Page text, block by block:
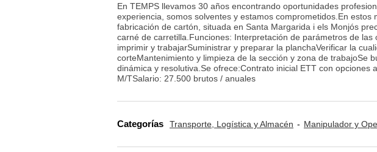
En TEMPS llevamos 30 años encontrando oportunidades
experiencia, somos solventes y estamos comprometidos.En
fabricación de cartón, situada en Santa Margarida i els Monjós
carné de carretilla.Funciones: Interpretación de parámetros de
imprimir y trabajarSuministrar y preparar la planchaVerificar la
corteMantenimiento y limpieza de la sección y zona de trabajoSe
dinámica y resolutiva.Se ofrece:Contrato inicial ETT con opciones
M/TSalario: 27.500 brutos / anuales
Categorías Transporte, Logística y Almacén Manipulador y